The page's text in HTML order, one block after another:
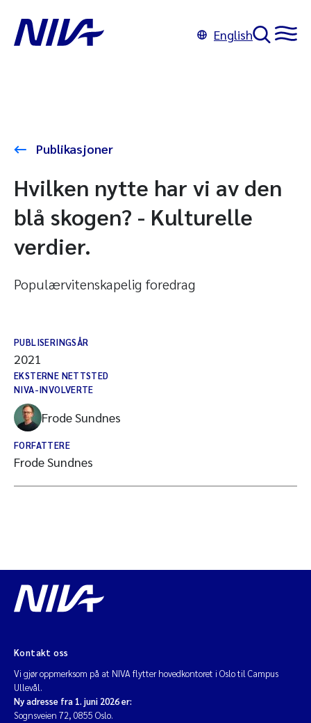
English
Publikasjoner
Hvilken nytte har vi av den
blå skogen? - Kulturelle
verdier.
Populærvitenskapelig foredrag
PUBLISERINGSÅR
2021
EKSTERNE NETTSTED
NIVA-INVOLVERTE
Frode Sundnes
FORFATTERE
Frode Sundnes
Kontakt oss
Vi gjør oppmerksom på at NIVA flytter hovedkontoret i Oslo til Campus
Ullevål.
Ny adresse fra 1. juni 2026 er:
Sognsveien 72, 0855 Oslo.